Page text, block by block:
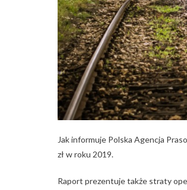
Jak informuje Polska Agencja
zł w roku 2019.
Raport prezentuje także straty